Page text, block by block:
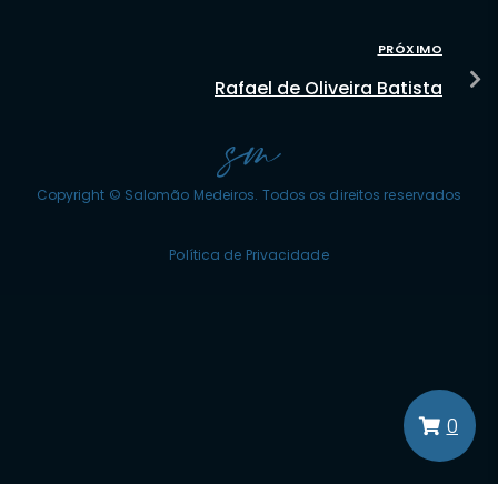
PRÓXIMO
Rafael de Oliveira Batista
Copyright © Salomão Medeiros. Todos os direitos reservados
Política de Privacidade
0